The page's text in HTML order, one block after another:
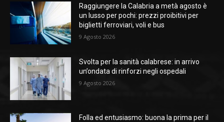
Raggiungere la Calabria a metà agosto è
un lusso per pochi: prezzi proibitivi per
biglietti ferroviari, voli e bus
9 Agosto 2026
Svolta per la sanità calabrese: in arrivo
un’ondata di rinforzi negli ospedali
9 Agosto 2026
Folla ed entusiasmo: buona la prima per il